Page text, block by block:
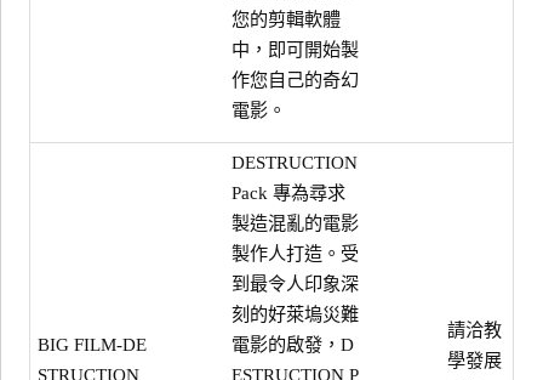
您的剪輯軟體
中，即可開始製
作您自己的奇幻
電影。
BIG FILM-DE
STRUCTION
DESTRUCTION
Pack 專為尋求
製造混亂的電影
製作人打造。受
到最令人印象深
刻的好萊塢災難
電影的啟發，D
ESTRUCTION P
請洽教
學發展